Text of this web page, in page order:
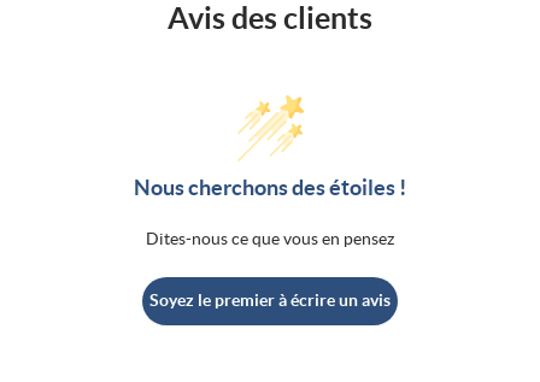
Avis des clients
Nous cherchons des étoiles !
Dites-nous ce que vous en pensez
Soyez le premier à écrire un avis